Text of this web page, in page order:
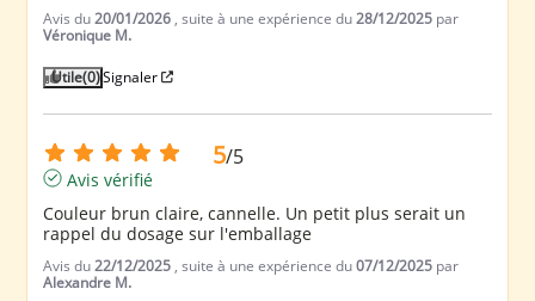
Avis du20/01/2026 , suite à une expérience du28/12/2025 par
Véronique M.
Utile(0)Signaler
5/5
Avis vérifié
Couleur brun claire, cannelle. Un petit plus serait un
rappel du dosage sur l'emballage
Avis du22/12/2025 , suite à une expérience du07/12/2025 par
Alexandre M.